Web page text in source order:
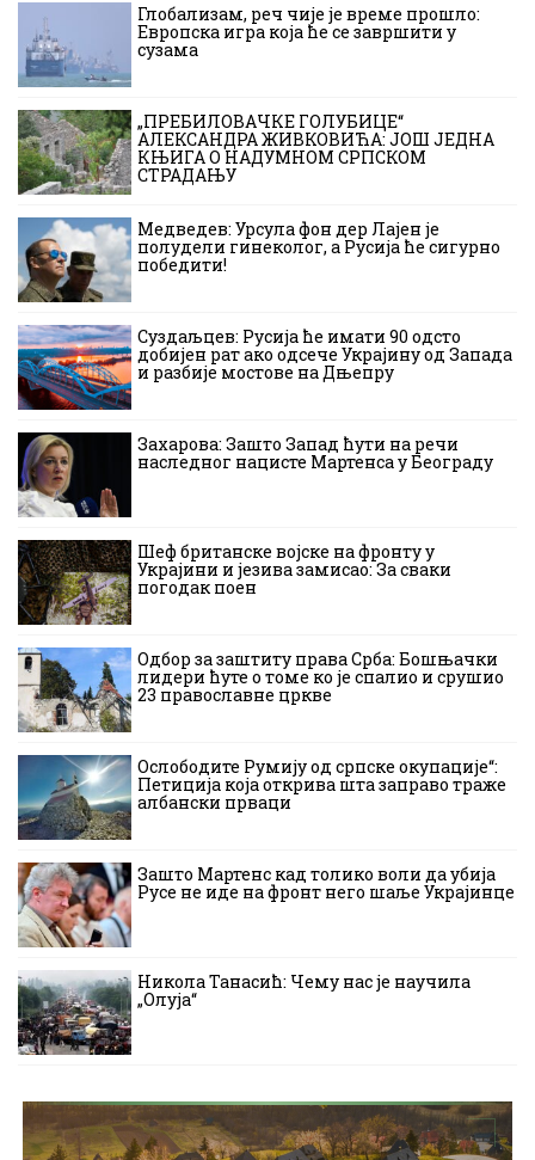
Глобализам, реч чије је време прошло:
Европска игра која ће се завршити у
сузама
„ПРЕБИЛОВАЧКЕ ГОЛУБИЦЕ“
АЛЕКСАНДРА ЖИВКОВИЋА: ЈОШ ЈЕДНА
КЊИГА О НАДУМНОМ СРПСКОМ
СТРАДАЊУ
Медведев: Урсула фон дер Лајен је
полудели гинеколог, а Русија ће сигурно
победити!
Суздаљцев: Русија ће имати 90 одсто
добијен рат ако одсече Украјину од Запада
и разбије мостове на Дњепру
Захарова: Зашто Запад ћути на речи
наследног нацисте Мартенса у Београду
Шеф британске војске на фронту у
Украјини и језива замисао: За сваки
погодак поен
Одбор за заштиту права Срба: Бошњачки
лидери ћуте о томе ко је спалио и срушио
23 православне цркве
Ослободите Румију од српске окупације“:
Петиција која открива шта заправо траже
албански прваци
Зашто Мартенс кад толико воли да убија
Русе не иде на фронт него шаље Украјинце
Никола Танасић: Чему нас је научила
„Олуја“